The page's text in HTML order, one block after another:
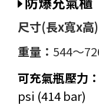
尺寸(長x寬x高)
重量： 544～
可充氣瓶壓力：
psi (414 bar)